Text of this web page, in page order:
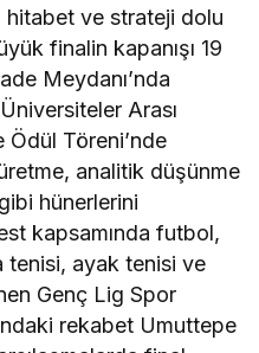
ve strateji dolu
finalin kapanışı 19
Meydanı’nda
Arası
Ödül Töreni’nde
analitik düşünme
hünerlerini
kapsamında futbol,
ayak tenisi ve
Genç Lig Spor
rekabet Umuttepe